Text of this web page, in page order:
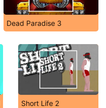
Dead Paradise 3
Short Life 2